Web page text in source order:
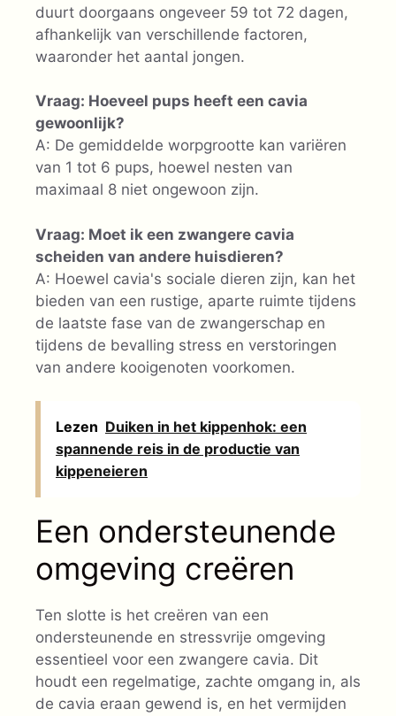
duurt doorgaans ongeveer 59 tot 72 dagen,
afhankelijk van verschillende factoren,
waaronder het aantal jongen.
Vraag: Hoeveel pups heeft een cavia
gewoonlijk?
A: De gemiddelde worpgrootte kan variëren
van 1 tot 6 pups, hoewel nesten van
maximaal 8 niet ongewoon zijn.
Vraag: Moet ik een zwangere cavia
scheiden van andere huisdieren?
A: Hoewel cavia's sociale dieren zijn, kan het
bieden van een rustige, aparte ruimte tijdens
de laatste fase van de zwangerschap en
tijdens de bevalling stress en verstoringen
van andere kooigenoten voorkomen.
Lezen Duiken in het kippenhok: een
spannende reis in de productie van
kippeneieren
Een ondersteunende
omgeving creëren
Ten slotte is het creëren van een
ondersteunende en stressvrije omgeving
essentieel voor een zwangere cavia. Dit
houdt een regelmatige, zachte omgang in, als
de cavia eraan gewend is, en het vermijden